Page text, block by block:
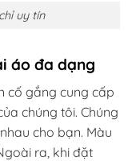
uy tín
áo đa dạng
cố gắng cung cấp
chúng tôi. Chúng
cho bạn. Màu
ra, khi đặt